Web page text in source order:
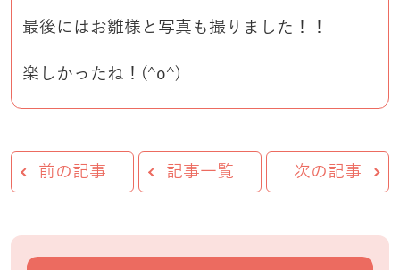
最後にはお雛様と写真も撮りました！！
楽しかったね！(^o^)
前の記事 記事一覧 次の記事